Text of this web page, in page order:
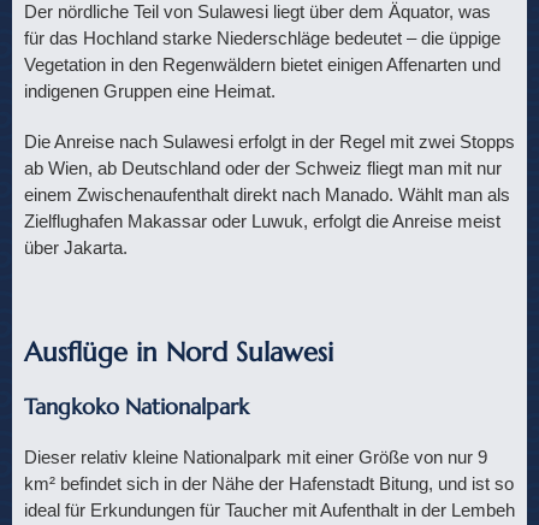
Der nördliche Teil von Sulawesi liegt über dem Äquator, was
für das Hochland starke Niederschläge bedeutet – die üppige
Vegetation in den Regenwäldern bietet einigen Affenarten und
indigenen Gruppen eine Heimat.
Die Anreise nach Sulawesi erfolgt in der Regel mit zwei Stopps
ab Wien, ab Deutschland oder der Schweiz fliegt man mit nur
einem Zwischenaufenthalt direkt nach Manado. Wählt man als
Zielflughafen Makassar oder Luwuk, erfolgt die Anreise meist
über Jakarta.
Ausflüge in Nord Sulawesi
Tangkoko Nationalpark
Dieser relativ kleine Nationalpark mit einer Größe von nur 9
km² befindet sich in der Nähe der Hafenstadt Bitung, und ist so
ideal für Erkundungen für Taucher mit Aufenthalt in der Lembeh